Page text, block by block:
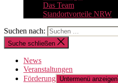
Das Team
Standortvorteile NRW
Suchen nach:
Suche schließen
News
Veranstaltungen
Förderung Untermenü anzeigen